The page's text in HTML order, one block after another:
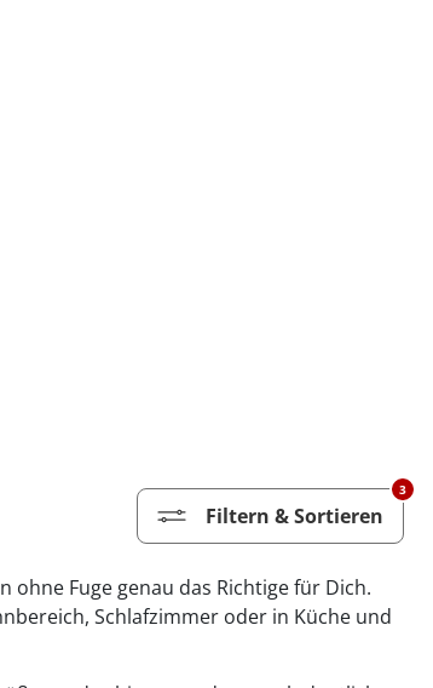
Filtern & Sortieren
3
Fuge genau das Richtige für Dich.
Schlafzimmer oder in Küche und